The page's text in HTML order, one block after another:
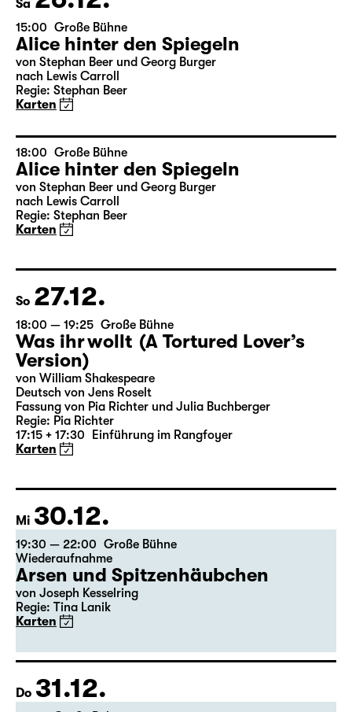
Sa 26.12.
15:00 Große Bühne
Alice hinter den Spiegeln
nach Lewis Carroll
Regie: Stephan Beer
Karten
18:00 Große Bühne
Alice hinter den Spiegeln
Regie: Stephan Beer
Karten
So 27.12.
18:00 — 19:25 Große Bühne
Was ihr wollt (A Tortured Lover’s
Version)
von William Shakespeare
Deutsch von Jens Roselt
17:15 + 17:30 Einführung im Rangfoyer
Karten
Mi 30.12.
19:30 — 22:00 Große Bühne
Wiederaufnahme
Arsen und Spitzenhäubchen
von Joseph Kesselring
Regie: Tina Lanik
Karten